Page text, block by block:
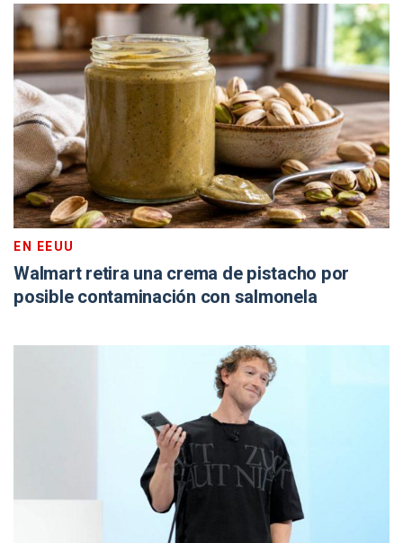
EN EEUU
Walmart retira una crema de pistacho por
posible contaminación con salmonela